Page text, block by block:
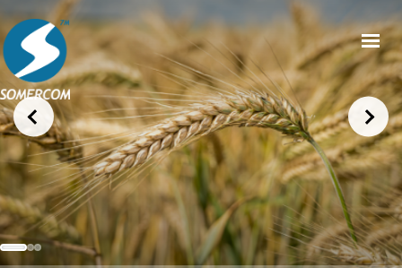
HOME
CHI SIAMO
PRODOTTI
MERCATI
NEWS/EVENTI